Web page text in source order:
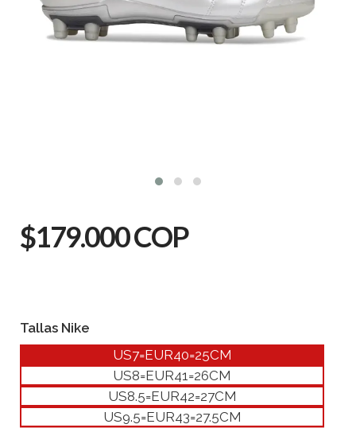
$179.000 COP
Tallas Nike
US7=EUR40=25CM
US8=EUR41=26CM
US8.5=EUR42=27CM
US9.5=EUR43=27.5CM